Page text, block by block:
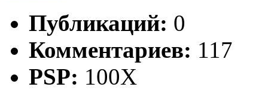
Публикаций: 0
Комментариев: 117
PSP: 100X